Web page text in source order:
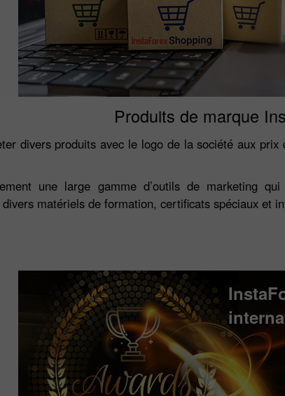
Produits de marque
divers produits avec le logo de la société aux
une large gamme d’outils de marketing
matériels de formation, certificats spéciaux et